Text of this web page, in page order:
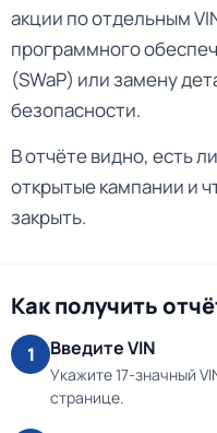
акции по отдельным
программного
(SWaP) или замену
безопасности.
В отчёте видно, есть
открытые кампании и
закрыть.
Как получить
1 Введите VIN
Укажите 17-значный
странице.